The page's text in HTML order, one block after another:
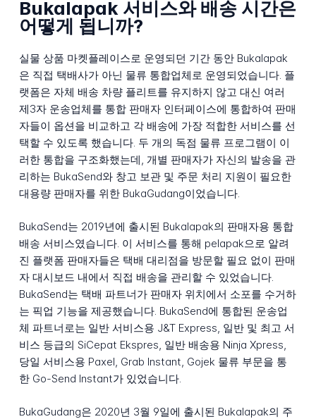
Bukalapak 서비스와 배송 시간은
어떻게 됩니까?
실물 상품 마켓플레이스로 운영되던 기간 동안 Bukalapak
은 직접 택배사가 아닌 물류 통합업체로 운영되었습니다. 플
랫폼은 자체 배송 차량 플리트를 유지하지 않고 대신 여러
제3자 운송업체를 통합 판매자 인터페이스에 통합하여 판매
자들이 옵션을 비교하고 각 배송에 가장 적합한 서비스를 선
택할 수 있도록 했습니다. 두 개의 독점 물류 프로그램이 이
러한 통합을 구조화했는데, 개별 판매자가 자신의 발송을 관
리하는 BukaSend와 창고 보관 및 주문 처리 지원이 필요한
대용량 판매자를 위한 BukaGudang이었습니다.
BukaSend는 2019년에 출시된 Bukalapak의 판매자용 통합
배송 서비스였습니다. 이 서비스를 통해 pelapak으로 알려
진 플랫폼 판매자들은 택배 대리점을 방문할 필요 없이 판매
자 대시보드 내에서 직접 배송을 관리할 수 있었습니다.
BukaSend는 택배 파트너가 판매자 위치에서 소포를 수거하
는 픽업 기능을 제공했습니다. BukaSend에 통합된 운송업
체 파트너로는 일반 서비스용 J&T Express, 일반 및 최고 서
비스 등급의 SiCepat Ekspres, 일반 배송용 Ninja Xpress,
당일 서비스용 Paxel, Grab Instant, Gojek 물류 부문을 통
한 Go-Send Instant가 있었습니다.
BukaGudang은 2020년 3월 9일에 출시된 Bukalapak의 주